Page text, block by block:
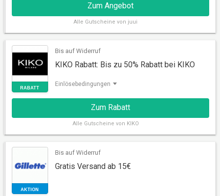
AKTION
Zum Angebot
Alle Gutscheine von juui
Bis auf Widerruf
KIKO Rabatt: Bis zu 50% Rabatt bei KIKO
Einlösebedingungen
Zum Rabatt
Alle Gutscheine von KIKO
Bis auf Widerruf
Gratis Versand ab 15€